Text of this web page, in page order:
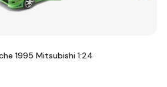
1995 Mitsubishi 1:24